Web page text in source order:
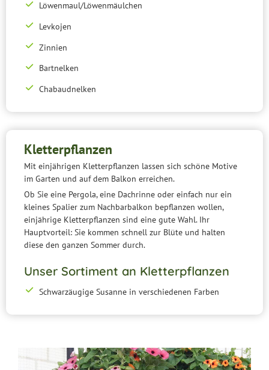
Löwenmaul/Löwenmäulchen
Levkojen
Zinnien
Bartnelken
Chabaudnelken
Kletterpflanzen
Mit einjährigen Kletterpflanzen lassen sich schöne Motive
im Garten und auf dem Balkon erreichen.
Ob Sie eine Pergola, eine Dachrinne oder einfach nur ein
kleines Spalier zum Nachbarbalkon bepflanzen wollen,
einjährige Kletterpflanzen sind eine gute Wahl. Ihr
Hauptvorteil: Sie kommen schnell zur Blüte und halten
diese den ganzen Sommer durch.
Unser Sortiment an Kletterpflanzen
Schwarzäugige Susanne in verschiedenen Farben